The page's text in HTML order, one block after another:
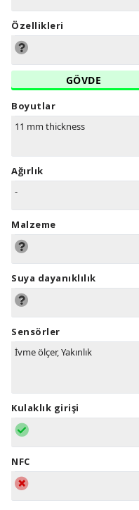
Özellikleri
GÖVDE
Boyutlar
11 mm thickness
Ağırlık
-
Malzeme
Suya dayanıklılık
Sensörler
İvme ölçer, Yakınlık
Kulaklık girişi
NFC